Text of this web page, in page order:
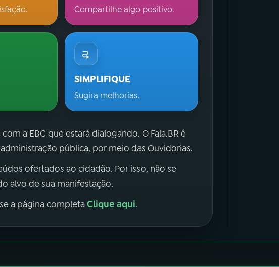
Compartilhe algo positivo.
SIMPLIFIQUE
Sugira melhorias.
a EBC que estará dialogando. O Fala.BR é
pública, por meio das Ouvidorias.
ofertados ao cidadão. Por isso, não se
alvo de sua manifestação.
a página completaClique aqui.